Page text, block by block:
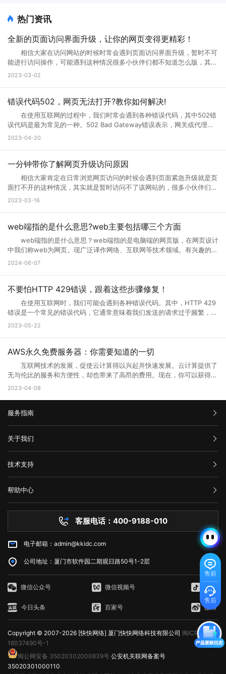
热门资讯
全新的页面访问界面升级，让你的网页变得更精彩！
相信大家在访问网站的时候时常会遇到页面访问界面升级，暂时不可
能进行访问操作，可能遇到这种情况很多小伙伴们都不知道怎么版，其实
互联网网页在正常使用过程中是不会出现这种问题的。那么如果遇到页面
问页面，就是用户们正在访问的网页正在进行升级，暂时不可能进行访问
者们会通过升级访问提升网页的流畅度，让大家后续访问过程中更加顺
畅。这样上网就不会太卡了。 页面访问界面升级通知怎么设置出现页
面访问升级通知中，可以首先打开这个永久访问页面，然后点击升级按
钮，点击升级以后，网络就会自动的升级的，如果手机不会自动升级的
次，通过以上方式就可以打开需要访问的页面。 页面访问升级出
错? 有几个情况会导致这个现象出现： 1.你的网速过慢，网页代
码没有完全下载就运行了，导致不完整，当然就错误了。请刷新。 2.
器。 4.你的IE浏览器缓存出错，请右键点击桌面IE浏览器，选择属
性，在常规页面里，点击删除文件这个按钮，选择全部删除，并且点击删
分代码没有完全下载就提示浏览器完毕，导致错误。 你可以多刷新，或
者换一个网速比较好的时候访问(前提是这个网站是个大网站，不会出现
问题2) 6.qq空间目前在升级5.0版本，会出现一点小问题..请不用担
网站问题，也有可能只是网站正在升级，升级也是为了更好的保证用户访
问以及使用体验。当然也是为了安全性能，服务器软件功能会随着版本的
更新而提升。当现有的网站功能不能满足访问需求的时候也会及时升级提
2023-03-02
错误代码502，网页无法打开?教你如何解决!
在使用互联网的过程中，我们时常会遇到各种错误代码，其中502错
误代码是最为常见的一种。502 Bad Gateway错误表示，网关或代理服
务无法将请求发送到上游服务器。那么，错误代码502是什么意思?错误
到的响应无效或不完整。通常，这种情况发生在文件太大或处理速度太慢
被发送到它的代理服务器。如果代理服务器在尝试访问网站时无法从上游
服务器获取完整的响应，则会生成502错误代码。 502错误代码通常
是由代理服务器、网关或负载均衡器等设备导致的，而不是由您的计算机
或网络连接引起的。这意味着您只能为自己的网络连接做些有限的调整，
游服务器返回的响应无效或不完整 当请求通过代理服务器到达上游服
务器时，服务器有时会出现响应故障。这可能是因为服务器正在忙于处理
请求，或者因为出现其他问题造成了响应不完整。如果代理服务器无法从
未正确配置，则会导致出现502错误。如果代理服务器或网关未得到正确
配置，将无法正常地从上游服务器获取响应。 3、网络连接问题
果您的互联网连接出现问题或受到网络中断的干扰，则可能导致您的请求
无法成功连接到代理服务器或网关，这会导致错误代码502的出现。
三、如何解决错误代码502 1、刷新页面 首先尝试刷新网页。因
您的网络连接是否正常。您可以尝试与其他网站进行通信，以确定问题是
否出现在本地网络连接中。如果您的其他网站可以工作，但一个特定的网
站不起作用，那么很可能是这个网站出现了502错误。 3、清除浏览
使用其他网络连接 尝试切换到其他网络连接，例如在使用Wi-Fi时尝
试使用移动数据。通过使用其他网络连接，您可以确定是否存在网络连接
需要联系网站管理员寻求帮助。他们可以告诉您更多关于错误代码502的
信息，并提供解决方法。 在互联网时代，我们经常会遇到502错误代
码。这意味着请求未能正确连接到上游服务器，通常是由代理服务器、网
关或网络连接问题引起的。为了解决这个问题，我们可以尝试刷新网页、
检查网络连接、清除浏览器缓存、暂时使用其他网络连接或联系网站管理
员。希望本文能帮助您了解并解决错误代码502问题。
2023-04-20
一分钟带你了解网页升级访问原因
相信大家肯定在日常浏览网页访问的时候会遇到页面紧急升级就是页
面打不开的这种情况，其实就是暂时访问不了该网站的，很多小伙伴们搞
不清楚网页升级访问是什么意思，也不知道网页升级访问原因?其实这种
小编一起来详细了解下吧! 网页升级访问是什么意思? 所谓的网页
问等操作，一般来说互联网的网页使用过程中会出现各种问题的，网页建
设者们会通过升级访问提升网页的流畅度，让大家后续访问过程中更加顺
畅。 网页升级访问升级原因 1、 每个网站的站长都是希望把自己
的网站做大做强的，当网站的流量高了以后网站的后台服务器可能无法接
问网站。 2、 网站营运一段时间后，由于网络技术的发展以及网络服
务器环境的改变，原网页可能出现兼容性、功能与用户体验上的缺陷，为
了更长远的发展就需要升级访问页面了。 3、 现在的网络发展很快，
对于网站优化：网站进行META标记优化,W3C标准优化,搜索引擎优化等
合理优化操作，使网站在页面的布局、结构与内容方面都对用户与搜索引
站的安全与维护：页面安全方面的升级能有效的防止黑客入侵，造成网站
破坏，数据损坏，商业机密泄露，客户资料丢失等损失;页面升级对于内
容更新调整，网页X信息清理，网络速度提升等网站维护操作;定期检查企
数据被误删或遭病毒感染、黑客破坏后，通过技术手段尽力抢救，争取恢
复。 以上就是关于页面升级访问的原因以及解决方法全部内容，其实
很多网站都是需要升级优化的，为了的就是可以满足各种用户的需求，也
务器无法接纳新用户访问的时候，更需要及时进行页面访问升级，希望本
2023-03-16
web端指的是什么意思?web主要包括哪三个方面
web端指的是什么意思？web端指的是电脑端的网页版，在网页设计
中我们称web为网页。现广泛译作网络、互联网等技术领域。有兴趣的小
伙伴赶紧跟着小编一起学习下。 web端指的是什么意思？ “Web
各种类型的应用程序或服务，包括网页应用、在线商店、社交媒体平台、
Google Chrome、Mozilla Firefox、Microsoft Edge等）在用户的计算
机或移动设备上运行。Web端的优势之一是它的跨平台性，因为用户只需
要一个支持Web浏览器的设备即可访问和使用。 这意味着无论是在桌
面电脑、笔记本电脑、平板电脑还是智能手机上，只需打开浏览器并输入
本地应用程序，Web端的应用程序不需要在用户设备上安装，而是通过互
联网直接提供服务。这使得Web端应用程序的更新和维护更加方便，用户
可以享受到实时的功能更新和改进。 web主要包括哪三个方面？
构：指的是网页的骨架，即HTML代码，它定义了网页的基本结构和内
即CSS（级联样式表）的使用。CSS用于控制网页的布局、颜色、字体等
视觉效果，使网页看起来更加美观和吸引人。 行为：指的是网页与用
户交互的方式，即JavaScript的使用。JavaScript是一种脚本语言，它允
许网页对用户的操作做出响应，如点击按钮、滚动页面等，从而提供更加
丰富的交互体验。 这三个方面相互依赖，共同决定了Web的外观、功
能和用户体验。 web端指的是什么意思？看完文章就能清楚知道了，
2024-06-07
不要怕HTTP 429错误，跟着这些步骤修复！
在使用互联网时，我们可能会遇到各种错误代码。其中，HTTP 429
错误是一个常见的错误代码，它通常意味着我们发送的请求过于频繁，服
务器无法响应。那么你知道什么是HTTP 429错误?HTTP 429错误如何修
户端发送的请求次数过于频繁。这种错误通常发生在需要进行频繁请求的
返回一个状态码，用于表示请求的结果。HTTP 429错误对应的状态码是
429。当客户端发送的请求超过服务器限制时，服务器就会返回这个状态
码。 二、为什么会出现HTTP 429错误? HTTP 429错误通常是由
以下原因造成的： 1. 请求过于频繁：当客户端发送的请求过于频繁
时，服务器无法处理这么多请求，就会返回HTTP 429错误。 2. 服务
器限制：有些服务器为了防止恶意攻击，会设置一些限制，例如每秒钟只
允许发送一定数量的请求。如果客户端发送的请求超过了这个限制，服务
器就会返回HTTP 429错误。 3. 网络不稳定：如果网络不稳定，客户
取以下一些方法来修复： 1. 增加请求间隔时间：当客户端发送的请求
过于频繁时，可以增加请求间隔时间，减少请求的数量。 2. 减少请
量，以满足服务器的限制要求。 3. 检查API调用的频率：如果HTTP
429错误发生在API调用中，我们可以检查API调用的频率，是否超出了
API提供商的限制。 4. 检查网络连接：如果HTTP 429错误是由网络
不稳定引起的，我们可以检查网络连接是否正常，是否存在延迟或丢包现
象。 5. 使用CDN服务：CDN即内容分发网络，可以缓存静态资源，
减少请求次数，提高请求速度和稳定性。 6. 联系服务器管理员：如
果HTTP 429错误仍无法解决，我们可以联系服务器管理员，让其检查服
务器设置是否存在问题。 HTTP 429错误通常是由请求过于频繁、服
务器限制、网络不稳定等原因造成的。为了修复HTTP 429错误，我们可
以采取增加请求间隔时间、减少请求次数、检查API调用的频率、检查网
络连接、使用CDN服务等方法。如果以上方法无法解决HTTP 429错误，
2023-05-22
AWS永久免费服务器：你需要知道的一切
互联网技术的发展，促使云计算得以兴起并快速发展。云计算提供了
无与伦比的服务和方便性，却也带来了高昂的费用。现在，你可以获得一
些AWS永久免费服务器，使你能够在开发和测试新的应用程序时节省不少
Web Services)是亚马逊提供的一种基于云平台的服务。AWS永久免费计
计算服务。免费计划提供750个小时的EC2实例。 2. Amazon S3：
在AWS上创建和管理存储桶，对于不超过5GB的数据存储和处理是免费
的。 3. AWS Lambda：以事件驱动的方式在云中运行代码，免费计
计划提供每月25个WCU和25个RCU。 5. Amazon Glacier：用于非
免费的。 6. Amazon CloudFront：AWS的全球内容分发网络
(CDN)，免费计划为每个月50GB的数据传输提供免费流量。 7.
Amazon Machine Learning：一种基于云的机器学习服务，在免费计划
中提供每月10,000个批处理预测。 8. Amazon RDS：AWS的关系型
数据库服务，免费计划实例持续使用750小时，每月获得20GB的备份存
储和10万条I/O请求数。 9. Amazon SES：简单邮件服务，用于发送
和接收电子邮件，AWS SES在免费计划中提供每月62,000封电子邮件发
送。 10. Amazon CloudWatch：AWS的监控服务，AWS
CloudWatch在免费计划中提供1个月内每个AWS账户$0.10的按需监
控。 如何使用AWS永久免费服务器 AWS提供的免费计划通常是
给新用户或者想要尝试AWS零成本的用户来使用。以EC2为例，我们将简
单介绍该服务的使用。 1. 注册AWS账户：在AWS官网注册一个账户
并使用AWS Free Tier即可开始使用免费计划。 2. 创建EC2实例：在
控制台中，选择EC2，选择运行模板(AMI)，选择实例类型，并分配安全
组。分配完毕后，新EC2实例将被创建。 3. 登录EC2实例：使用
Amazon EC2 SSH键对或Windows密码来登录EC2实例。使用AWS管理
控制台中的实例状态检查每个实例的状态。 4. 配置安全组：安全组
包含一个或多个入站规则和出站规则，限制EC2实例的流量。您可以根据
2023-04-08
售前
售后
服务指南
汇款信息
购买流程
服务条款
关于我们
公司介绍
举报中心
隐私声明
技术支持
网站备案
技术文档
帮助中心
服务器问题
市场资讯
客服电话：400-9188-010
电子邮箱：admin@kkidc.com
公司地址：厦门市软件园二期观日路50号1-2层
微信公众号 微信视频号 抖音
今日头条 百家号 微博
Copyright © 2007-2026 [快快网络] 厦门快快网络科技有限公司 闽ICP备
16037490号-1
闽公网安备 35020302000839号 公安机关联网备案号
35020301000110